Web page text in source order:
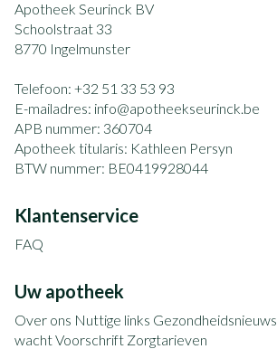
Apotheek Seurinck BV
Schoolstraat 33
8770 Ingelmunster
Telefoon: +32 51 33 53 93
E-mailadres: info@apotheekseurinck.be
APB nummer: 360704
Apotheek titularis: Kathleen Persyn
BTW nummer: BE0419928044
Klantenservice
FAQ
Uw apotheek
Over ons Nuttige links Gezondheidsnieuws
wachtVoorschrift Zorgtarieven